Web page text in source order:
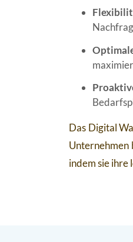
Das Digital
Unternehmen
indem sie ihre